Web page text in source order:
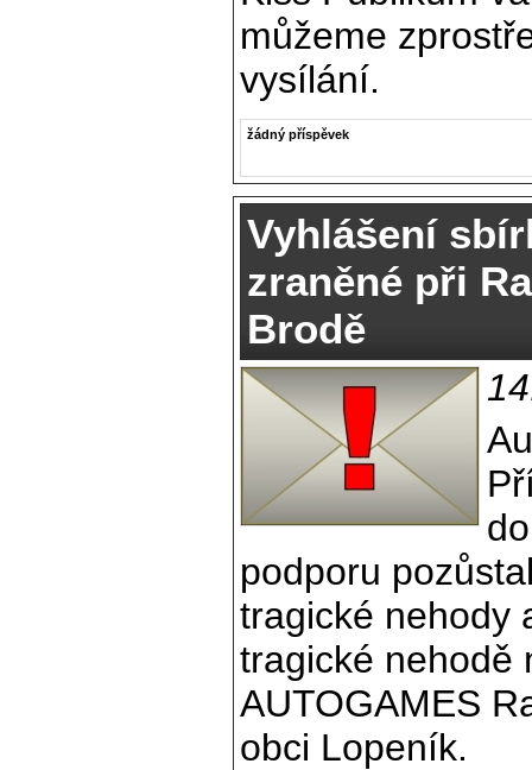
můžeme
vysílání.
žádný příspěvek
Vyhlášení
zraněné při
Brodě
podporu
tragické nehody
tragické nehodě
AUTOGAMES
obci Lopeník.